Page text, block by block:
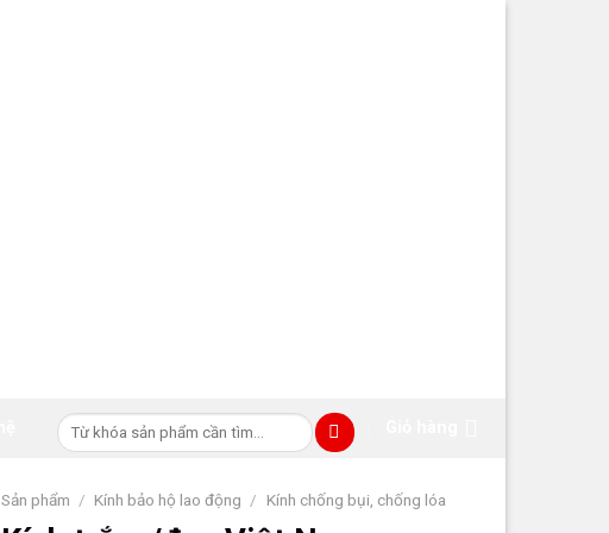
Tìm
kiếm:
Sản phẩm / Kính bảo hộ lao động / Kính chống bụi, chống lóa